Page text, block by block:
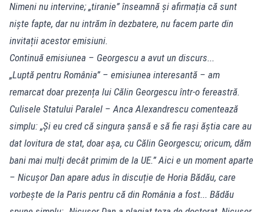
Nimeni nu intervine; „tiranie” înseamnă și afirmația că sunt
niște fapte, dar nu intrăm în dezbatere, nu facem parte din
invitații acestor emisiuni.
Continuă emisiunea – Georgescu a avut un discurs...
„Luptă pentru România” – emisiunea interesantă – am
remarcat doar prezența lui Călin Georgescu într-o fereastră.
Culisele Statului Paralel – Anca Alexandrescu comentează
simplu: „Și eu cred că singura șansă e să fie rași ăștia care au
dat lovitura de stat, doar așa, cu Călin Georgescu; oricum, dăm
bani mai mulți decât primim de la UE.” Aici e un moment aparte
– Nicușor Dan apare adus în discuție de Horia Bădău, care
vorbește de la Paris pentru că din România a fost... Bădău